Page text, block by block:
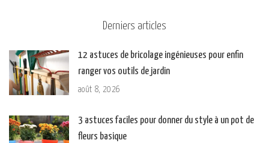
Derniers articles
12 astuces de bricolage ingénieuses pour enfin
ranger vos outils de jardin
août 8, 2026
3 astuces faciles pour donner du style à un pot de
fleurs basique